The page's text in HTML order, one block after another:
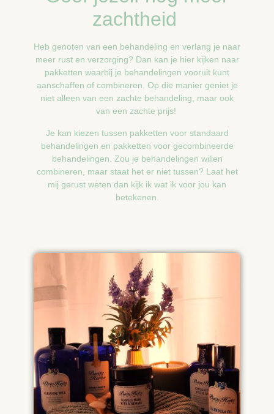
zachtheid
Heb genoten van een behandeling en verlang je naar
meer rust en verzorging? Dan kan je hier kijken naar
pakketten waarbij je behandelingen vooruit kunt
aanschaffen of combineren. Op die manier geniet je
niet alleen van een zachte behandeling, maar ook
van een zachte prijs!
Je kan kiezen tussen pakketten voor standaard
behandelingen en pakketten voor gecombineerde
behandelingen. Zou je behandelingen willen
combineren, maar staat het er niet tussen? Laat het
mij gerust weten dan kijk ik wat ik voor jou kan
betekenen.